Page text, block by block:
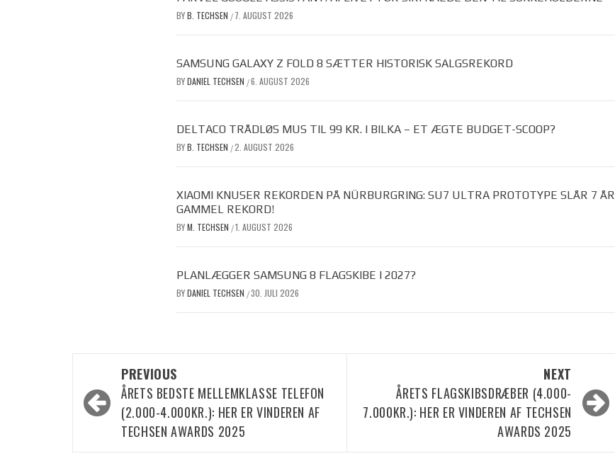
BYB. TECHSEN / 7. AUGUST 2026
SAMSUNG GALAXY Z FOLD 8 SÆTTER HISTORISK SALGSREKORD
BYDANIEL TECHSEN /6. AUGUST 2026
DELTACO TRÅDLØS MUS TIL 99 KR. I BILKA – ET ÆGTE BUDGET-SCOOP?
BYB. TECHSEN /2. AUGUST 2026
XIAOMI KNUSER REKORDEN PÅ NÜRBURGRING: SU7 ULTRA PROTOTYPE SLÅR 7 ÅR
GAMMEL REKORD!
BYM. TECHSEN /1. AUGUST 2026
PLANLÆGGER SAMSUNG 8 FLAGSKIBE I 2027?
BYDANIEL TECHSEN /30. JULI 2026
Post
navigation
PREVIOUS
ÅRETS BEDSTE MELLEMKLASSE TELEFON
(2.000-4.000KR.): HER ER VINDEREN AF
TECHSEN AWARDS 2025
NEXT
ÅRETS FLAGSKIBSDRÆBER (4.000-
7.000KR.): HER ER VINDEREN AF TECHSEN
AWARDS 2025